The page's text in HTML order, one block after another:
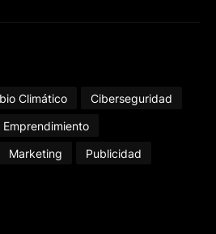
Climático
Ciberseguridad
Emprendimiento
Marketing
Publicidad